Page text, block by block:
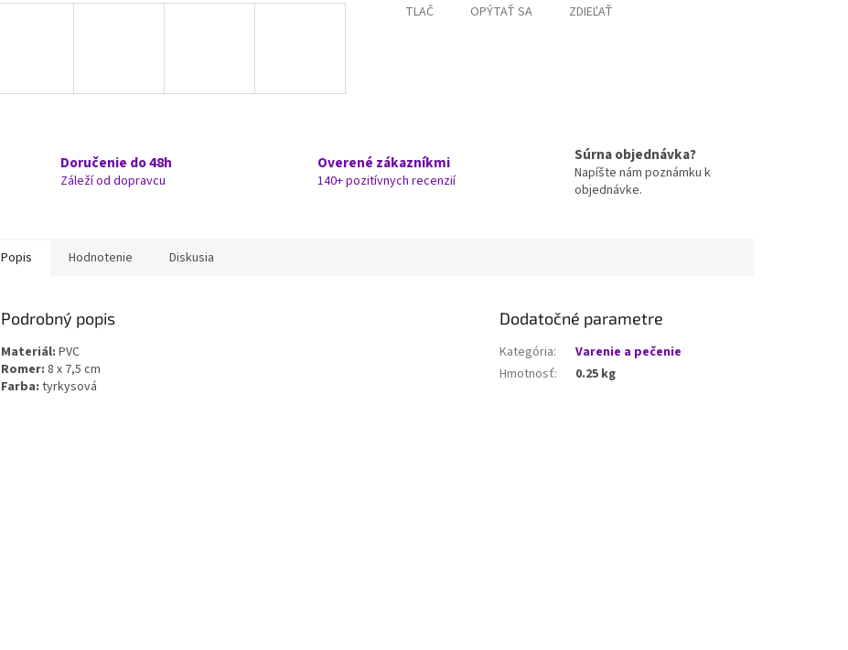
TLAČ OPÝTAŤ SA ZDIEĽAŤ
Doručenie do 48h
Záleží od dopravcu
Overené zákazníkmi
140+ pozitívnych recenzií
Súrna objednávka?
Napíšte nám poznámku k
objednávke.
Popis Hodnotenie Diskusia
Podrobný popis
Materiál: PVC
Romer: 8 x 7,5 cm
Farba: tyrkysová
Dodatočné parametre
Kategória:
Varenie a pečenie
Hmotnosť: 0.25 kg